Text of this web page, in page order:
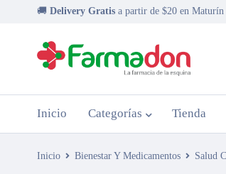
🚚 Delivery Gratis a partir de $20 en Maturín
Inicio Categorías Tienda
Inicio Bienestar Y Medicamentos Salud